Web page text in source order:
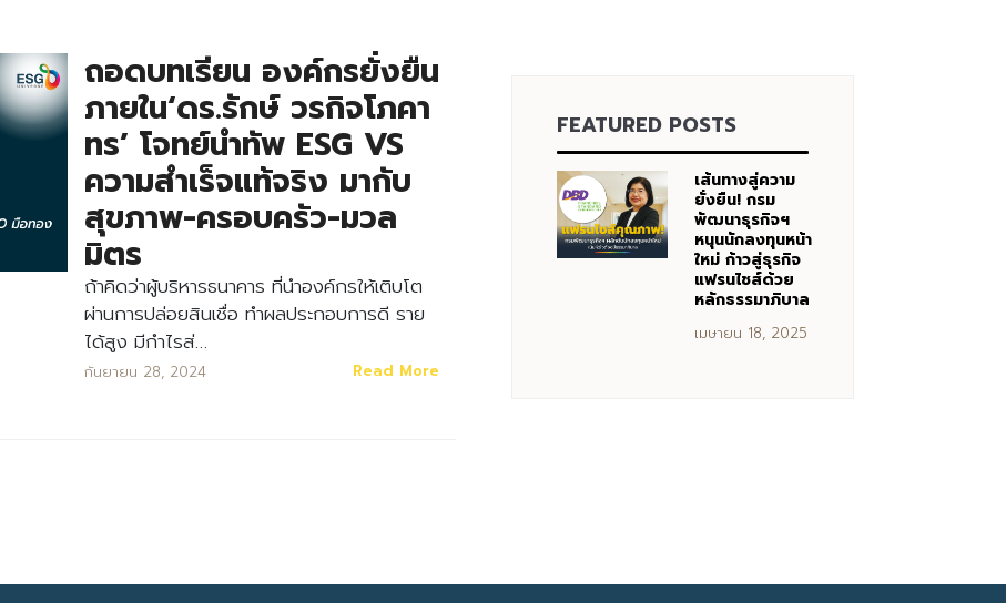
Search
for: Search
ถอดบทเรียน องค์กรยั่งยืน
ภายใน‘ดร.รักษ์ วรกิจโภคา
ทร’ โจทย์นำทัพ ESG VS
ความสำเร็จแท้จริง มากับ
สุขภาพ-ครอบครัว-มวล
มิตร
ถ้าคิดว่าผู้บริหารธนาคาร ที่นำองค์กรให้เติบโต
ผ่านการปล่อยสินเชื่อ ทำผลประกอบการดี ราย
ได้สูง มีกำไรส่…
กันยายน 28, 2024 Read More
FEATURED POSTS
เส้นทางสู่ความ
ยั่งยืน! กรม
พัฒนาธุรกิจฯ
หนุนนักลงทุนหน้า
ใหม่ ก้าวสู่ธุรกิจ
แฟรนไชส์ด้วย
หลักธรรมาภิบาล
เมษายน 18, 2025